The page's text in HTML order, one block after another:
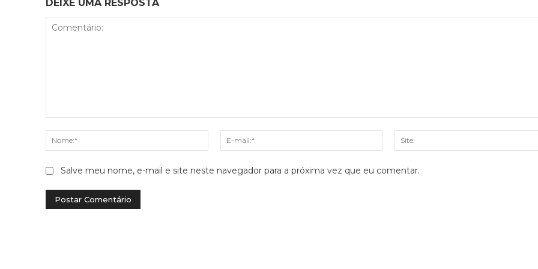
DEIXE UMA RESPOSTA
Nome:*
mail:*
Salve meu nome, e-mail e site neste navegador para a próxima vez que eu comentar.